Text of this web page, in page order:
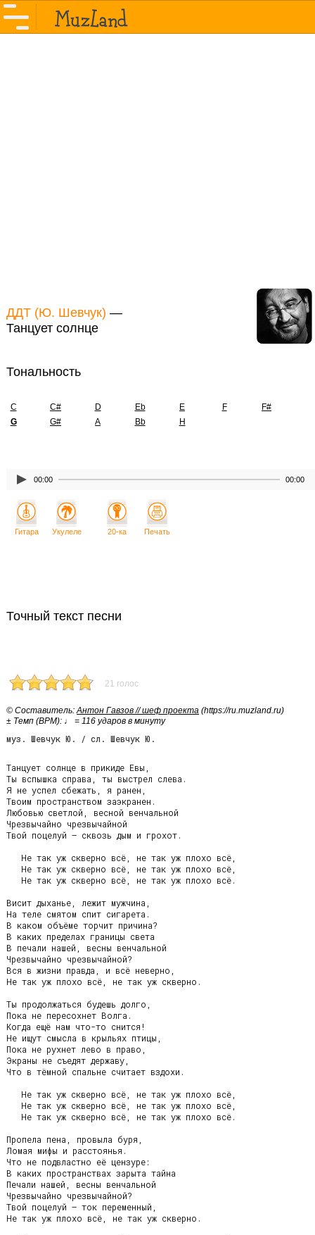
ДДТ (Ю. Шевчук) —
Танцует солнце
Тональность
C C# D Eb E F
F#
G
G# A Bb H
00:00 00:00
Точный текст песни
21 голос
© Cоставитель:Антон Гавзов // шеф проекта (https://ru.muzland.ru)
± Темп (BPM): ♩ = 116 ударов в минуту
муз. Шевчук Ю. / сл. Шевчук Ю.
Танцует солнце в прикиде Евы,
Ты вспышка справа, ты выстрел слева.
Я не успел сбежать, я ранен,
Твоим пространством заэкранен.
Любовью светлой, весной венчальной
Чрезвычайно чрезвычайной
Твой поцелуй – сквозь дым и грохот.
Висит дыханье, лежит мужчина,
На теле смятом спит сигарета.
В каком объёме торчит причина?
В каких пределах границы света
В печали нашей, весны венчальной
Чрезвычайно чрезвычайной?
Вся в жизни правда, и всё неверно,
Не так уж плохо всё, не так уж скверно.
Ты продолжаться будешь долго,
Пока не пересохнет Волга.
Когда ещё нам что-то снится!
Не ищут смысла в крыльях птицы,
Пока не рухнет лево в право,
Экраны не съедят державу,
Что в тёмной спальне считает вздохи.
Пропела пена, провыла буря,
Ломая мифы и расстоянья.
Что не подвластно её цензуре:
В каких пространствах зарыта тайна
Печали нашей, весны венчальной
Чрезвычайно чрезвычайной?
Твой поцелуй – ток переменный,
Не так уж плохо всё, не так уж скверно.
Гитара Укулеле 20-ка Печать